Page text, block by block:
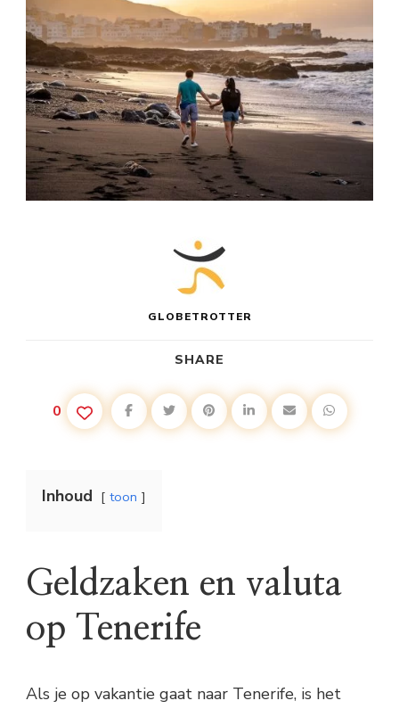
GLOBETROTTER
SHARE
0
Inhoud toon
Geldzaken en valuta
op Tenerife
Als je op vakantie gaat naar Tenerife, is het